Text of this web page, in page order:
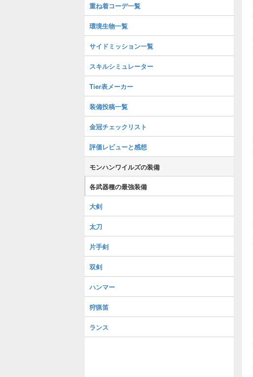
重ね着コーデ一覧
環境生物一覧
サイドミッション一覧
スキルシミュレーター
Tier表メーカー
装備投稿一覧
金冠チェックリスト
評価レビューと感想
モンハンワイルズの装備
各武器種の最強装備
大剣
太刀
片手剣
双剣
ハンマー
狩猟笛
ランス